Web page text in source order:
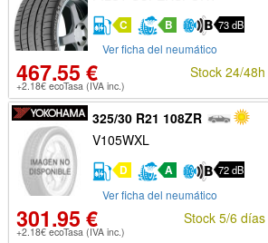
C B 73 dB
Ver ficha del neumático
467.55 €
+2.18€ ecoTasa (IVA inc.)
Stock 24/48h
325/30 R21 108ZR
V105WXL
D A 72 dB
Ver ficha del neumático
301.95 €
+2.18€ ecoTasa (IVA inc.)
Stock 5/6 días